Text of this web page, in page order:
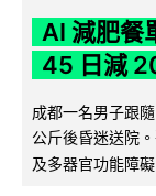
AI 減肥
45 日減
成都一名男子跟
公斤後昏迷送院
及多器官功能障